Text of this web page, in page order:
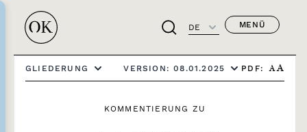
DE MENÜ
GLIEDERUNG VERSION: 08.01.2025 PDF: A A
KOMMENTIERUNG ZU